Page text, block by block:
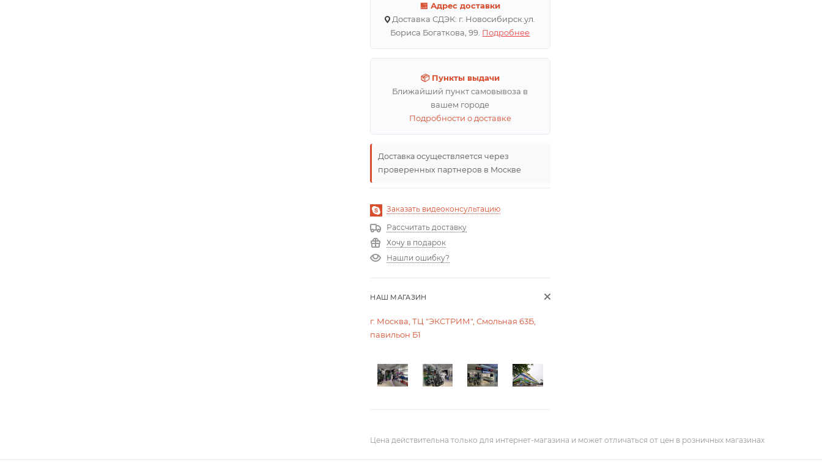
🏪 Адрес доставки
Доставка СДЭК: г. Новосибирск.ул.
Бориса Богаткова, 99. Подробнее
📦 Пункты выдачи
Ближайший пункт самовывоза в
вашем городе
Подробности о доставке
Доставка осуществляется через
проверенных партнеров в Москве
Заказать видеоконсультацию
Рассчитать доставку
Хочу в подарок
Нашли ошибку?
НАШ МАГАЗИН
г. Москва, ТЦ "ЭКСТРИМ", Смольная 63Б,
павильон Б1
Цена действительна только для интернет-магазина и может отличаться от цен в розничных магазинах